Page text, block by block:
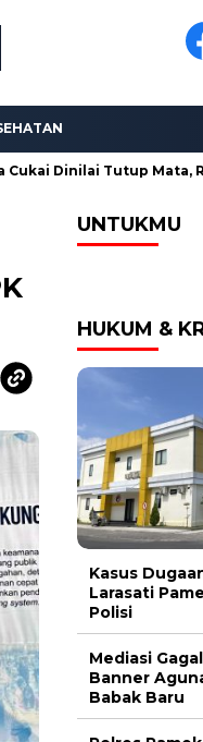
Mata, Rokok Ilegal
UNTUKMU
HUKUM &
Kasus
Larasati
Polisi
Mediasi
Banner
Babak Baru